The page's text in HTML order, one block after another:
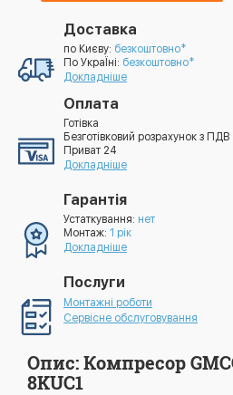
Доставка
по Києву: безкоштовно*
По УкраЇні: безкоштовно*
Докладніше
Оплата
Готівка
Безготівковий розрахунок з ПДВ
Приват 24
Докладніше
Гарантія
Устаткування: нет
Монтаж: 1 рік
Докладніше
Послуги
Монтажні роботи
Сервісне обслуговування
Опис: Компресор
8KUC1